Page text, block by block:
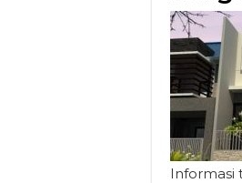
Informasi